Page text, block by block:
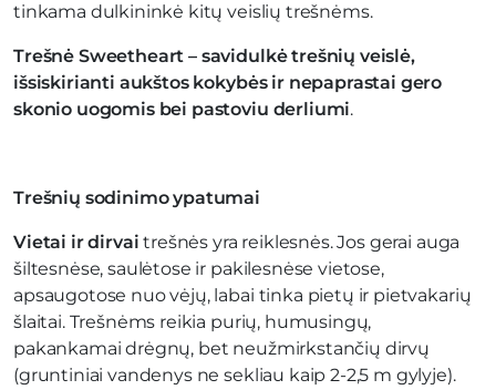
tinkama dulkininkė kitų veislių trešnėms.
Trešnė Sweetheart – savidulkė trešnių veislė,
išsiskirianti aukštos kokybės ir nepaprastai gero
skonio uogomis bei pastoviu derliumi.
Trešnių sodinimo ypatumai
Vietai ir dirvai trešnės yra reiklesnės. Jos gerai auga
šiltesnėse, saulėtose ir pakilesnėse vietose,
apsaugotose nuo vėjų, labai tinka pietų ir pietvakarių
šlaitai. Trešnėms reikia purių, humusingų,
pakankamai drėgnų, bet neužmirkstančių dirvų
(gruntiniai vandenys ne sekliau kaip 2-2,5 m gylyje).